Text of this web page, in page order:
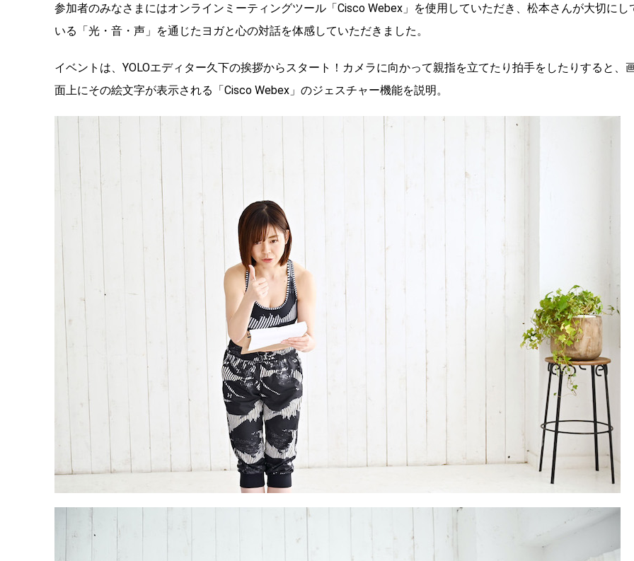
参加者のみなさまにはオンラインミーティングツール「Cisco Webex」を使用していただき、松本さんが大切にし
いる「光・音・声」を通じたヨガと心の対話を体感していただきました。
イベントは、YOLOエディター久下の挨拶からスタート！カメラに向かって親指を立てたり拍手をしたりすると、
面上にその絵文字が表示される「Cisco Webex」のジェスチャー機能を説明。